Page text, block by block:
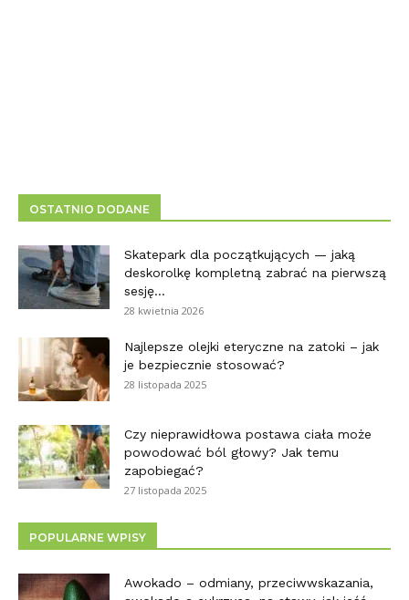
OSTATNIO DODANE
Skatepark dla początkujących — jaką
deskorolkę kompletną zabrać na pierwszą
sesję...
28 kwietnia 2026
Najlepsze olejki eteryczne na zatoki – jak
je bezpiecznie stosować?
28 listopada 2025
Czy nieprawidłowa postawa ciała może
powodować ból głowy? Jak temu
zapobiegać?
27 listopada 2025
POPULARNE WPISY
Awokado – odmiany, przeciwwskazania,